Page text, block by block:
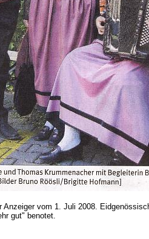
Anzeiger vom 1. Juli 2008.
gut" benotet.